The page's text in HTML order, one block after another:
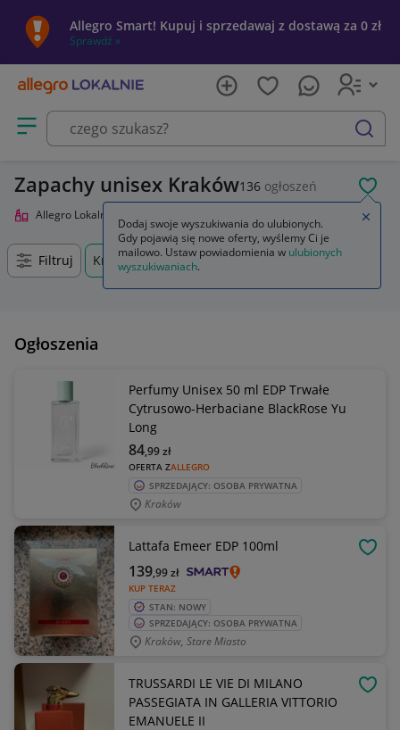
Allegro Smart! Kupuj i sprzedawaj z dostawą za 0 zł
Sprawdź »
Otwórz menu z kategoriami
szukaj
Zapachy unisex Kraków136 ogłoszeń
Allegro Lokalnie
Filtruj Kraków, Małopolskie, +0 km
Ogłoszenia
Perfumy Unisex 50 ml EDP Trwałe
Cytrusowo-Herbaciane BlackRose Yu
Long
OFERTA ZALLEGRO
84,99zł
SPRZEDAJĄCY: OSOBA PRYWATNA
Kraków
Lattafa Emeer EDP 100ml
KUP TERAZ
139,99zł
STAN: NOWY
SPRZEDAJĄCY: OSOBA PRYWATNA
Kraków, Stare Miasto
TRUSSARDI LE VIE DI MILANO
PASSEGIATA IN GALLERIA VITTORIO
EMANUELE II
Dodaj swoje wyszukiwania do ulubionych.
Gdy pojawią się nowe oferty, wyślemy Ci je
mailowo. Ustaw powiadomienia w ulubionych
wyszukiwaniach.